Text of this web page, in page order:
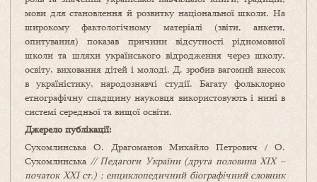
мови для становлення й розвитку національної школи. На
широкому фактологічному матеріалі (звіти, анкети,
опитування) показав причини відсутності рідномовної
школи та шляхи українського відродження через школу,
освіту, виховання дітей і молоді. Д. зробив вагомий внесок
в україністику, народознавчі студії. Багату фольклорно
етнографічну спадщину науковця використовують і нині в
системі середньої та вищої освіти.
Джерело публікації:
Сухомлинська О. Драгоманов Михайло Петрович / О.
Сухомлинська // Педагоги України (друга половина ХІХ –
початок ХХІ ст.) : енциклопедичний біографічний словник